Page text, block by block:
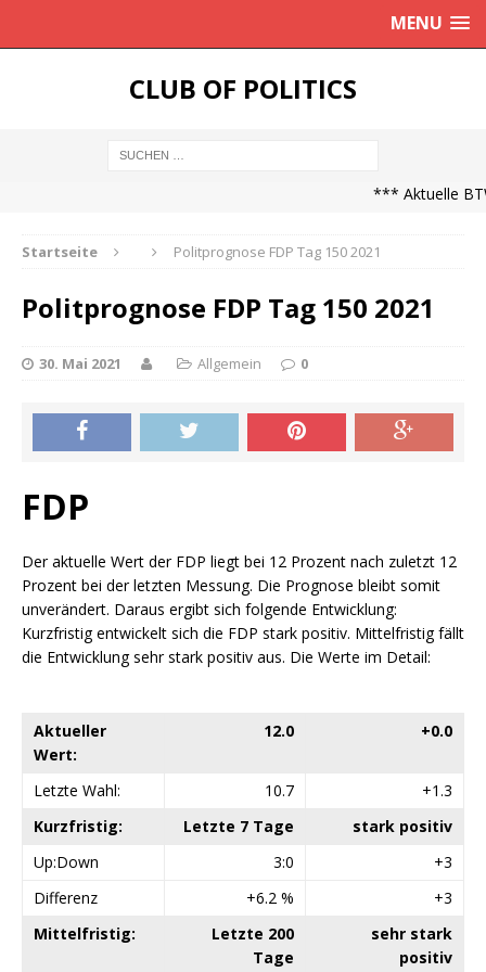
MENU
CLUB OF POLITICS
*** Aktuelle
Startseite Politprognose FDP Tag 150 2021
Politprognose FDP Tag 150 2021
30. Mai 2021 Allgemein 0
FDP
Der aktuelle Wert der FDP liegt bei 12 Prozent nach zuletzt 12
Prozent bei der letzten Messung. Die Prognose bleibt somit
unverändert. Daraus ergibt sich folgende Entwicklung:
Kurzfristig entwickelt sich die FDP stark positiv. Mittelfristig fällt
die Entwicklung sehr stark positiv aus. Die Werte im Detail:
Aktueller
Wert:
12.0 +0.0
Letzte Wahl: 10.7
+1.3
Kurzfristig:
Letzte 7 Tage
stark positiv
Up:Down
3:0
+3
Differenz
+6.2 %
+3
Mittelfristig:
Letzte 200
Tage
sehr stark
positiv